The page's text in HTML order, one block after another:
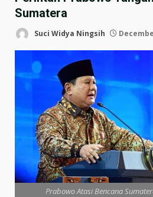
Sumatera
Suci Widya Ningsih
Prabowo Atasi Bencana